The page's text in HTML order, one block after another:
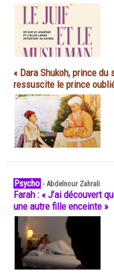
« Dara Shukoh, prince du
ressuscite le prince
Psycho -Abdelnour Zahrali
Farah : « J’ai découvert
une autre fille enceinte »